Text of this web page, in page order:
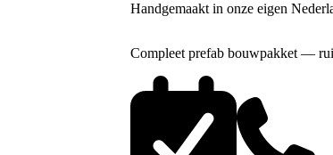
Handgemaakt in onze eigen
Compleet prefab bouwpakket —